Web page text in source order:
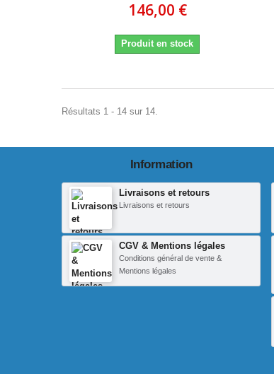
146,00 €
Produit en stock
Résultats 1 - 14 sur 14.
Information
Livraisons et retours
Livraisons et retours
CGV & Mentions légales
Conditions général de vente &
Mentions légales